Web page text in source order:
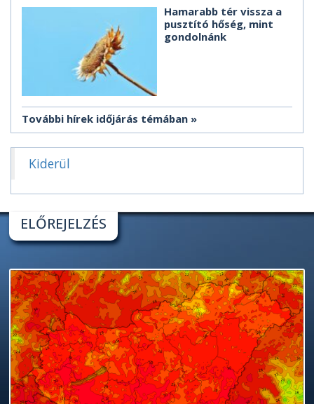
Hamarabb tér vissza a
pusztító hőség, mint
gondolnánk
További hírek időjárás témában
Kiderül
ELŐREJELZÉS